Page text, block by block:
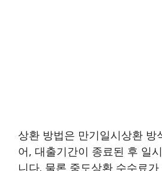
상환 방법은 만기일시상환 방
어, 대출기간이 종료된 후 일
니다. 물론 중도상환 수수료